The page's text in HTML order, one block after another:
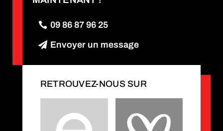
09 86 87 96 25
Envoyer un message
RETROUVEZ-NOUS SUR